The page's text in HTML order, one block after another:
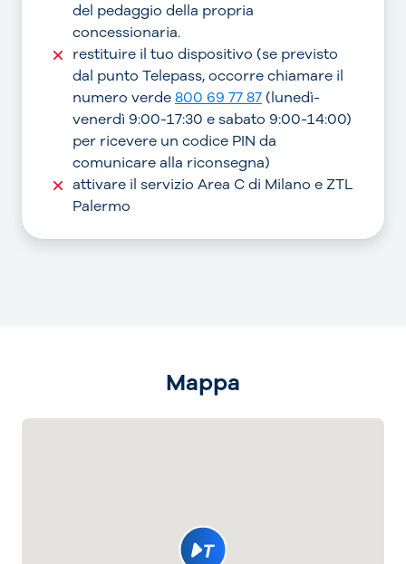
del pedaggio della propria
concessionaria.
restituire il tuo dispositivo (se previsto
dal punto Telepass, occorre chiamare il
numero verde800 69 77 87(lunedì-
venerdì 9:00-17:30 e sabato 9:00-14:00)
per ricevere un codice PIN da
comunicare alla riconsegna)
attivare il servizio Area C di Milano e ZTL
Palermo
Mappa